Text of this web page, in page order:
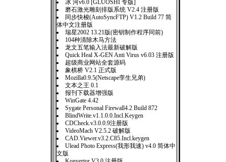
冰 河v6.0 [GLUOSHI 专版]
磨石激光雕刻排版系统 V2.4 注册版
同步快梭(AutoSyncFTP) V1.2 Build 77 简
体中文注册版
瑞星2002 13.21版(密钥制作程序同前)
104种清除木马方法
龙文五笔输入法最新破解版
Quick Heal X-GEN Anti Virus v6.03 注册版
超级商业网站全套源码
象棋桥 V2.1 正式版
Mozilla0.9.5(Netscape孪生兄弟)
文本之王 0.1
报刊下载器增强版
WinGate 4.42
Sygate Personal Firewall4.2 Build 872
BlindWrite.v1.1.0.0.Incl.Keygen
CDCheck.v3.0.0.9注册版
VideoMach V2.5.2 破解版
CAD.Viewer.v3.2.C85.Incl.keygen
Ulead Photo Express(我形我速) v4.0 简体中
文版